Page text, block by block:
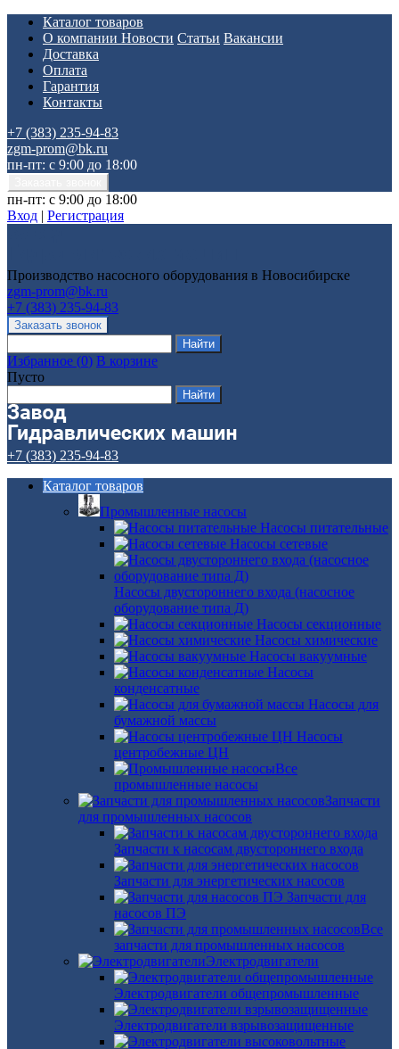
Каталог товаров
О компании Новости Статьи Вакансии
Доставка
Оплата
Гарантия
Контакты
+7 (383) 235-94-83
zgm-prom@bk.ru
пн-пт: с 9:00 до 18:00
пн-пт: с 9:00 до 18:00
Вход | Регистрация
Производство насосного оборудования в Новосибирске
zgm-prom@bk.ru
+7 (383) 235-94-83
Избранное (0) В корзине
Пусто
+7 (383) 235-94-83
Каталог товаров
Промышленные насосы
Насосы питательные
Насосы сетевые
Насосы двустороннего входа (насосное
оборудование типа Д)
Насосы секционные
Насосы химические
Насосы вакуумные
Насосы
конденсатные
Насосы для
бумажной массы
Насосы
центробежные ЦН
Все
промышленные насосы
Запчасти
для промышленных насосов
Запчасти к насосам двустороннего входа
Запчасти для энергетических насосов
Запчасти для
насосов ПЭ
Все
запчасти для промышленных насосов
Электродвигатели
Электродвигатели общепромышленные
Электродвигатели взрывозащищенные